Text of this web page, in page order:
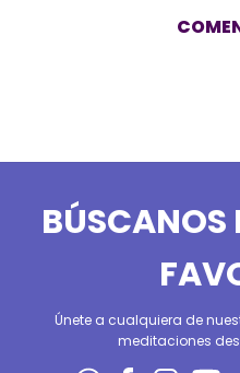
BÚSCANOS
Únete a cualquiera de
meditaciones